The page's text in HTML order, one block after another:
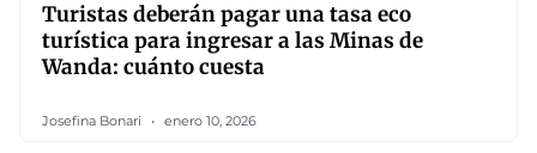
Turistas deberán pagar una tasa eco
turística para ingresar a las Minas de
Wanda: cuánto cuesta
Josefina Bonari enero 10, 2026